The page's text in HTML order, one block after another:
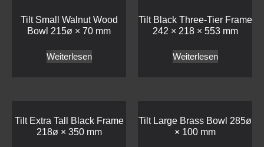
Tilt Small Walnut Wood
Bowl 215ø × 70 mm
Weiterlesen
Tilt Black Three-Tier Frame
242 × 218 × 553 mm
Weiterlesen
Tilt Extra Tall Black Frame
218ø × 350 mm
Tilt Large Brass Bowl 285ø
× 100 mm